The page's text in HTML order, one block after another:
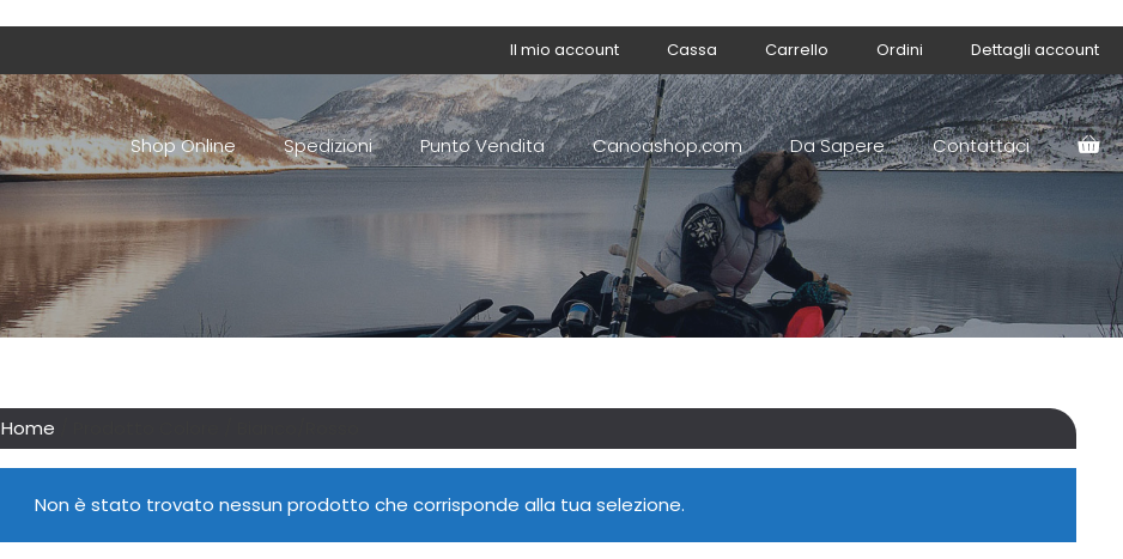
Il mio account Cassa Carrello Ordini Dettagli account
Shop Online Spedizioni Punto Vendita Canoashop.com Da Sapere Contattaci
Home
Non è stato trovato nessun prodotto che corrisponde alla tua selezione.